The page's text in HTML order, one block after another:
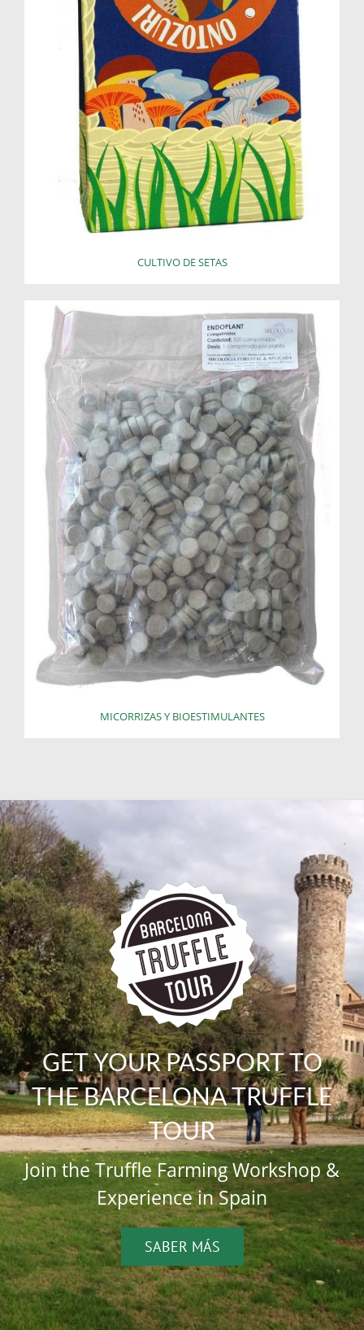
CULTIVO DE SETAS
MICORRIZAS Y BIOESTIMULANTES
GET YOUR PASSPORT TO
THE BARCELONA TRUFFLE
TOUR
Join the Truffle Farming Workshop &
Experience in Spain
SABER MÁS